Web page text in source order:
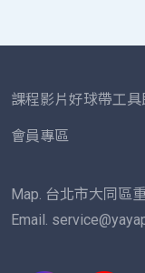
課程影片好球帶工具
會員專區
Map. 台北市大同區
Email.